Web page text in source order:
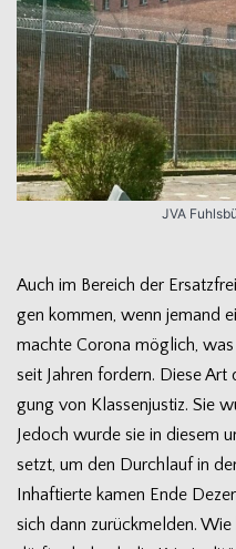
JVA
Auch im Bereich der
gen kom­men, wenn jemand
machte Corona mög­lich,
seit Jah­ren for­dern. Diese
gung von Klas­sen­jus­tiz. Sie
Jedoch wurde sie in die­sem
setzt, um den Durch­lauf in
Inhaf­tierte kamen Ende
sich dann zurück­mel­den.